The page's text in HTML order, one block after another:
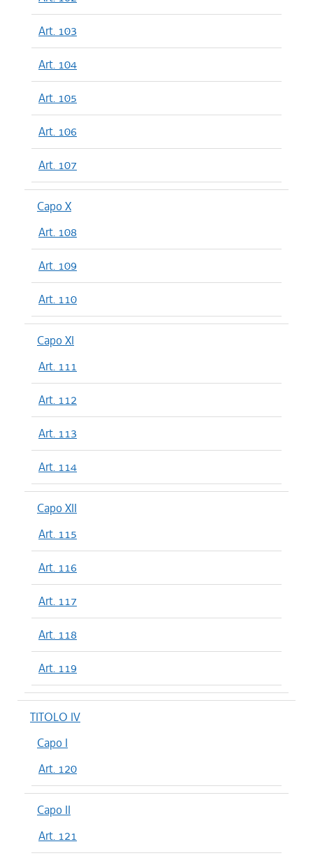
Art. 103
Art. 104
Art. 105
Art. 106
Art. 107
Capo X
Art. 108
Art. 109
Art. 110
Capo XI
Art. 111
Art. 112
Art. 113
Art. 114
Capo XII
Art. 115
Art. 116
Art. 117
Art. 118
Art. 119
TITOLO IV
Capo I
Art. 120
Capo II
Art. 121